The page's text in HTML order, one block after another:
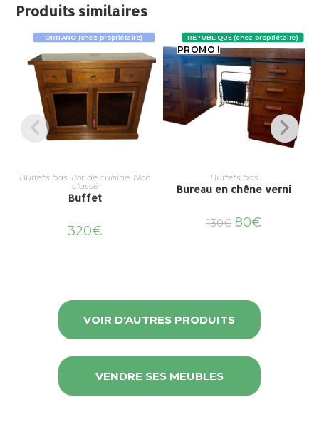
Produits similaires
ORNANO (chez propriétaire)
Buffets bas, Ilot de cuisine, Non
classé
Buffet
320€
REPUBLIQUE (chez propriétaire)
PROMO !
Buffets bas
Bureau en chêne verni
130€ 80€
VOIR D'AUTRES PRODUITS
VENDRE SES MEUBLES